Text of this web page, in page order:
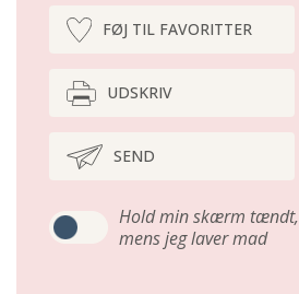
FØJ TIL FAVORITTER
UDSKRIV
SEND
Hold min skærm tændt,
mens jeg laver mad